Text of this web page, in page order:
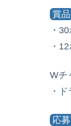
賞品
・
・
Wチ
・
応